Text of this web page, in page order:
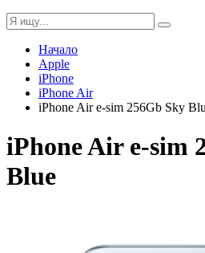
Начало
Apple
iPhone
iPhone Air
iPhone Air e-sim 256Gb Sky
iPhone Air e-sim
Blue